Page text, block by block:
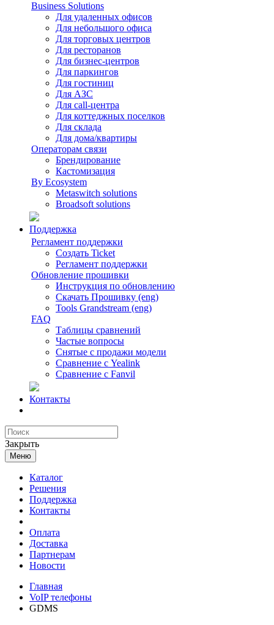
Business Solutions
Для удаленных офисов
Для небольшого офиса
Для торговых центров
Для ресторанов
Для бизнес-центров
Для паркингов
Для гостиниц
Для АЗС
Для call-центра
Для коттеджных поселков
Для склада
Для дома/квартиры
Операторам связи
Брендирование
Кастомизация
By Ecosystem
Metaswitch solutions
Broadsoft solutions
Поддержка
Регламент поддержки
Создать Ticket
Регламент поддержки
Обновление прошивки
Инструкция по обновлению
Скачать Прошивку (eng)
Tools Grandstream (eng)
FAQ
Таблицы сравнений
Частые вопросы
Снятые с продажи модели
Сравнение с Yealink
Сравнение с Fanvil
Контакты
Закрыть
Меню
Каталог
Решения
Поддержка
Контакты
Оплата
Доставка
Партнерам
Новости
Главная
VoIP телефоны
GDMS